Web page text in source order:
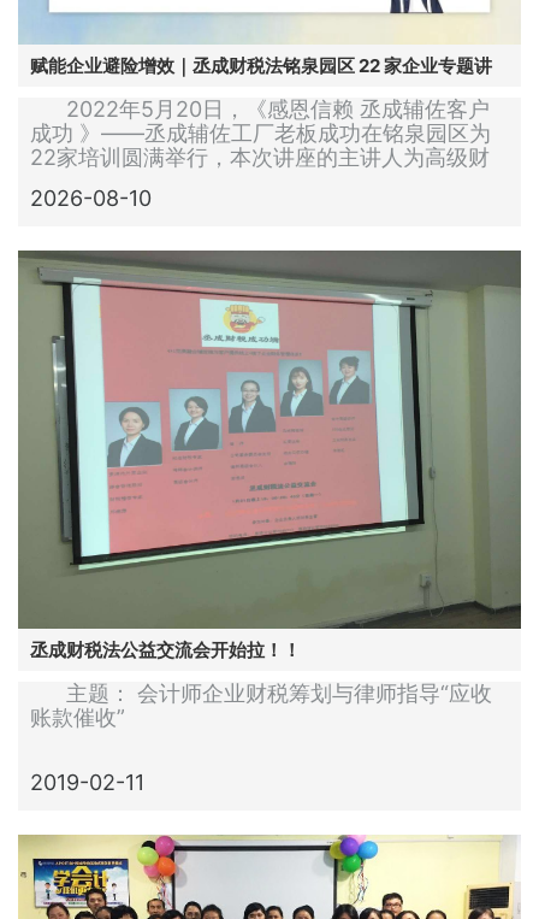
赋能企业避险增效｜丞成财税法铭泉园区 22 家企业专题讲
座成功举办
2022年5月20日，《感恩信赖 丞成辅佐客户
成功 》——丞成辅佐工厂老板成功在铭泉园区为
22家培训圆满举行，本次讲座的主讲人为高级财
律师事务所)，致力于让企业避开财务和法律上的
风险的安全赚钱又值钱。早晨九点，各位老板陆续
抵达铭泉洋伞会议室，在铭泉洋伞园区客户代表张
总的介
2026-08-10
丞成财税法公益交流会开始拉！！
主题： 会计师企业财税筹划与律师指导“应收
账款催收”
2019-02-11